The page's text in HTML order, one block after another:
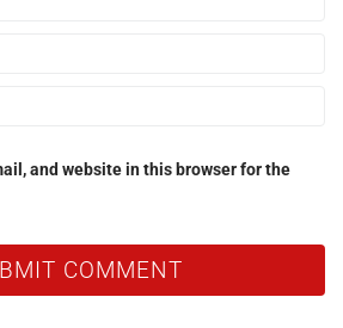
and website in this browser for the